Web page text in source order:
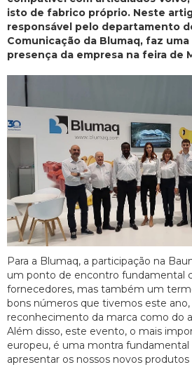
isto de fabrico próprio. Neste
responsável pelo departamento
Comunicação da Blumaq, faz
presença da empresa na feira de
Para a Blumaq, a participação na
um ponto de encontro fundamental
fornecedores, mas também um
bons números que tivemos este
reconhecimento da marca como do
Além disso, este evento, o mais
europeu, é uma montra
apresentar os nossos novos